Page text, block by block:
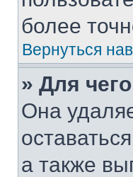
более
Вернуться
» Для
Она
а также